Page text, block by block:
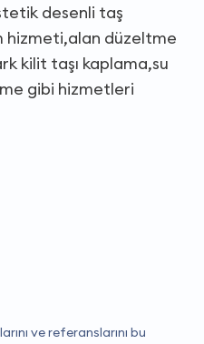
desenli taş
hizmeti,alan düzeltme
kilit taşı kaplama,su
gibi hizmetleri
ve referanslarını bu